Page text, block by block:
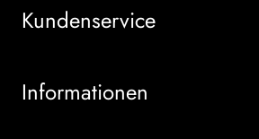
Kundenservice
Informationen